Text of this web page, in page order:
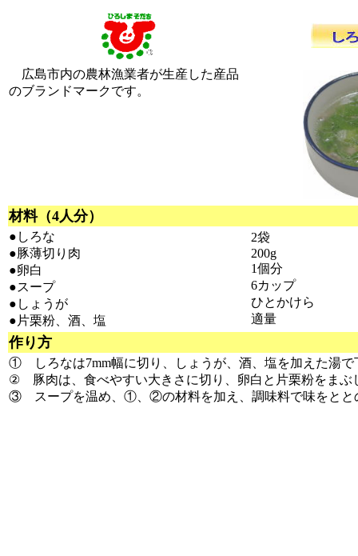
広島市内の農林漁業者が生産した産品
のブランドマークです。
材料（4人分）
●しろな
●豚薄切り肉
●卵白
●スープ
●しょうが
●片栗粉、酒、塩
2袋
200g
1個分
6カップ
ひとかけら
適量
作り方
① しろなは7mm幅に切り、しょうが、酒、塩を加えた湯で
② 豚肉は、食べやすい大きさに切り、卵白と片栗粉をまぶ
③ スープを温め、①、②の材料を加え、調味料で味をとと